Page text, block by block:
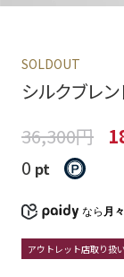
SOLDOUT
シルクブレ
36,300円
0 pt
なら 月
アウトレット店取り扱